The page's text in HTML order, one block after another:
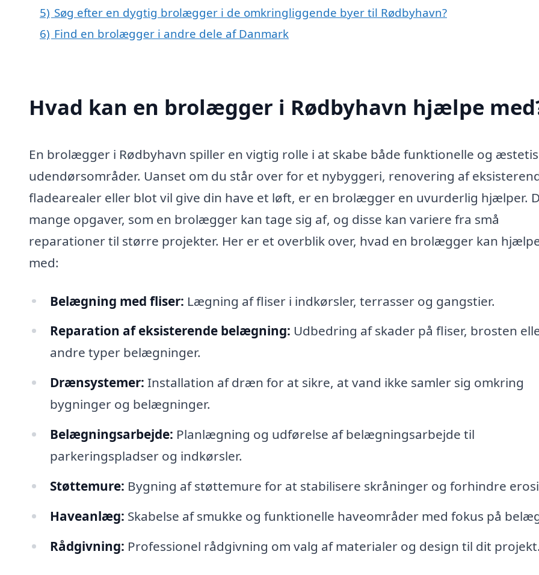
5) Søg efter en dygtig brolægger i de omkringliggende byer til Rødbyhavn?
6) Find en brolægger i andre dele af Danmark
Hvad kan en brolægger i Rødbyhavn hjælpe
En brolægger i Rødbyhavn spiller en vigtig rolle i at skabe både funktionelle og
udendørsområder. Uanset om du står over for et nybyggeri, renovering af
fladearealer eller blot vil give din have et løft, er en brolægger en uvurderlig hjælper.
mange opgaver, som en brolægger kan tage sig af, og disse kan variere fra små
reparationer til større projekter. Her er et overblik over, hvad en brolægger kan
med:
Belægning med fliser: Lægning af fliser i indkørsler, terrasser og gangstier.
Reparation af eksisterende belægning: Udbedring af skader på fliser, brosten
andre typer belægninger.
Drænsystemer: Installation af dræn for at sikre, at vand ikke samler sig omkring
bygninger og belægninger.
Belægningsarbejde: Planlægning og udførelse af belægningsarbejde til
parkeringspladser og indkørsler.
Støttemure: Bygning af støttemure for at stabilisere skråninger og forhindre
Haveanlæg: Skabelse af smukke og funktionelle haveområder med fokus på
Rådgivning: Professionel rådgivning om valg af materialer og design til dit projekt.